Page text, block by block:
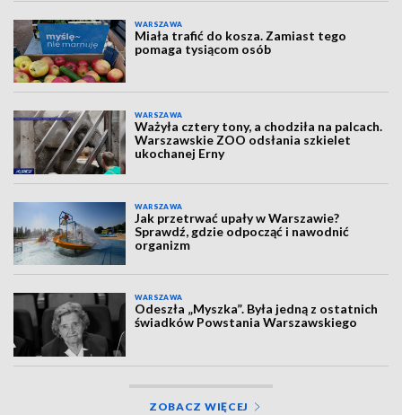
WARSZAWA
Miała trafić do kosza. Zamiast tego
pomaga tysiącom osób
WARSZAWA
Ważyła cztery tony, a chodziła na palcach.
Warszawskie ZOO odsłania szkielet
ukochanej Erny
WARSZAWA
Jak przetrwać upały w Warszawie?
Sprawdź, gdzie odpocząć i nawodnić
organizm
WARSZAWA
Odeszła „Myszka”. Była jedną z ostatnich
świadków Powstania Warszawskiego
ZOBACZ WIĘCEJ